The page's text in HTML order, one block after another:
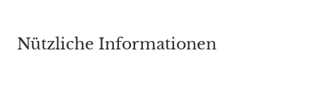
Nützliche Informationen